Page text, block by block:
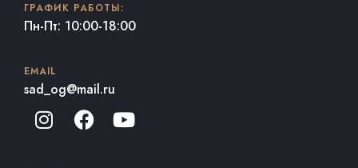
ГРАФИК РАБОТЫ:
Пн-Пт: 10:00-18:00
EMAIL
sad_og@mail.ru